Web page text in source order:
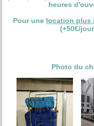
heures
Pour une location plus
(+50€/
Photo du